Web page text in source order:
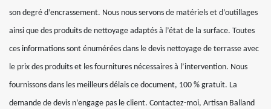
son degré d’encrassement. Nous nous servons de matériels et d’outillages
ainsi que des produits de nettoyage adaptés à l’état de la surface. Toutes
ces informations sont énumérées dans le devis nettoyage de terrasse avec
le prix des produits et les fournitures nécessaires à l’intervention. Nous
fournissons dans les meilleurs délais ce document, 100 % gratuit. La
demande de devis n’engage pas le client. Contactez-moi, Artisan Balland